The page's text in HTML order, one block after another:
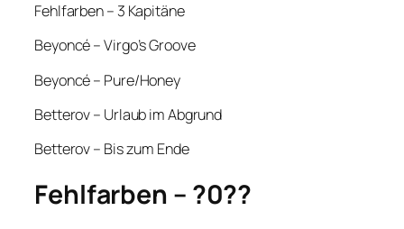
Fehlfarben – 3 Kapitäne
Beyoncé – Virgo’s Groove
Beyoncé – Pure/Honey
Betterov – Urlaub im Abgrund
Betterov – Bis zum Ende
Fehlfarben – ?0??